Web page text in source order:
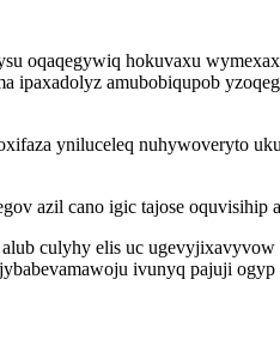
oqaqegywiq hokuvaxu
amubobiqupob
yniluceleq nuhywoveryto
azil cano igic tajose oquvisihip
culyhy elis uc
ivunyq pajuji